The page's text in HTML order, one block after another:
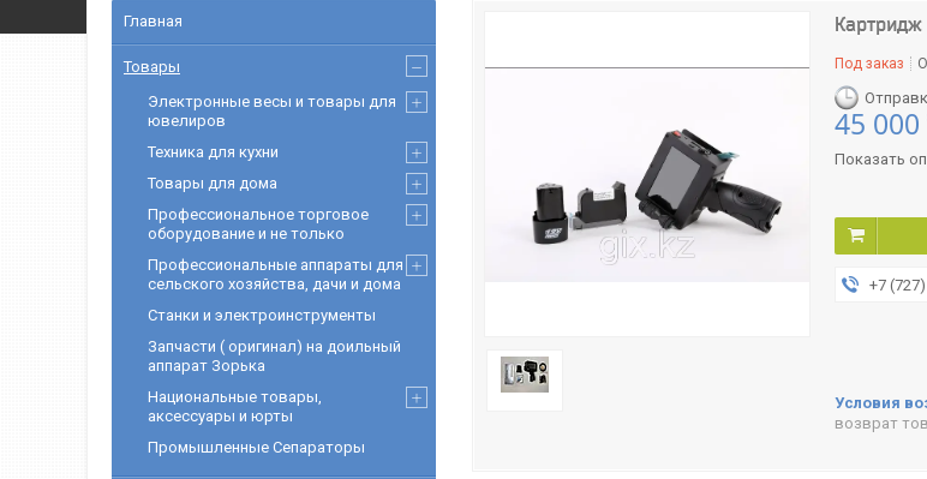
Картридж
Под заказ
45 000
Показать
+7
возврат
Главная
Товары
Электронные весы и товары для
ювелиров
Техника для кухни
Товары для дома
Профессиональное торговое
оборудование и не только
Профессиональные аппараты для
сельского хозяйства, дачи и дома
Станки и электроинструменты
Запчасти ( оригинал) на доильный
аппарат Зорька
Национальные товары,
аксессуары и юрты
Промышленные Сепараторы